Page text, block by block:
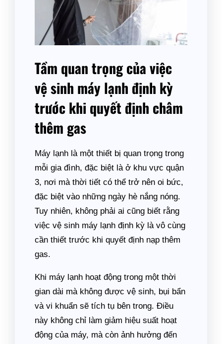
Tầm quan trọng của việc
vệ sinh máy lạnh định kỳ
trước khi quyết định châm
thêm gas
Máy lạnh là một thiết bị quan trọng trong
mỗi gia đình, đặc biệt là ở khu vực quận
3, nơi mà thời tiết có thể trở nên oi bức,
đặc biệt vào những ngày hè nắng nóng.
Tuy nhiên, không phải ai cũng biết rằng
việc vệ sinh máy lạnh định kỳ là vô cùng
cần thiết trước khi quyết định nạp thêm
gas.
Khi máy lạnh hoạt động trong một thời
gian dài mà không được vệ sinh, bụi bẩn
và vi khuẩn sẽ tích tụ bên trong. Điều
này không chỉ làm giảm hiệu suất hoạt
động của máy, mà còn ảnh hưởng đến